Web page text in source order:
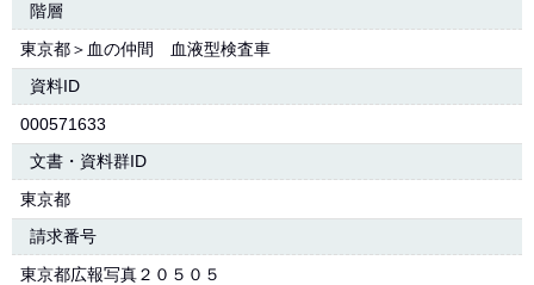
階層
東京都＞血の仲間 血液型検査車
資料ID
000571633
文書・資料群ID
東京都
請求番号
東京都広報写真２０５０５